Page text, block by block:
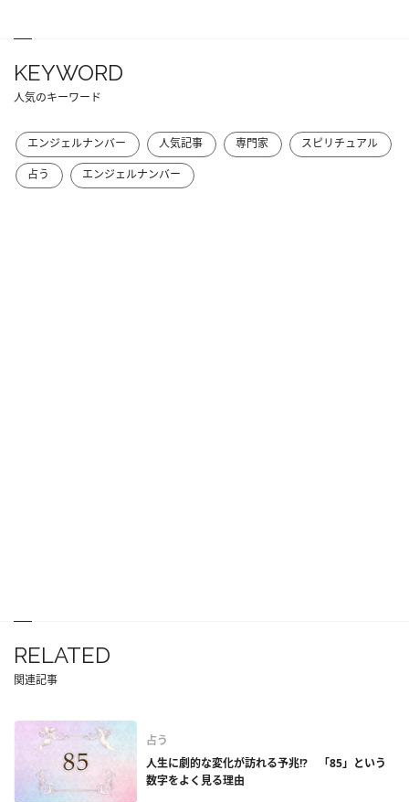
KEYWORD
人気のキーワード
エンジェルナンバー 人気記事 専門家
スピリチュアル
占う
エンジェルナンバー
RELATED
関連記事
占う
人生に劇的な変化が訪れる予兆!? 「85」という
数字をよく見る理由